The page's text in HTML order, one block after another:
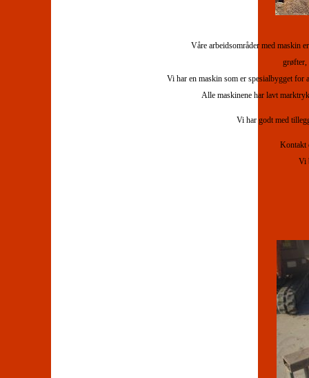
Våre arbeidsområder med maskin
grøfter,
Vi har en maskin som er spesialbygget
Alle maskinene har lavt
Vi har godt med
Kontakt
Vi